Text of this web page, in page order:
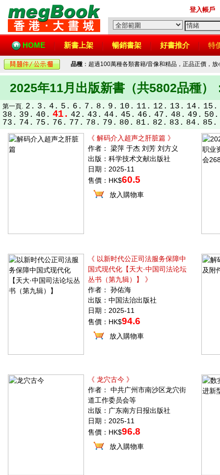
登入帳戶
HOME 新書上架 暢銷書架 好書推介 特
品種 ：超過100萬種各類書籍/音像和精品，正品正價，
2025年11月出版新書（共5802品種）
第一頁. 2. 3. 4. 5. 6. 7. 8. 9. 10. 11. 12. 13. 14. 15.
38. 39. 40. 41. 42. 43. 44. 45. 46. 47. 48. 49. 50.
73. 74. 75. 76. 77. 78. 79. 80. 81. 82. 83. 84. 85.
《 解码介入超声之肝脏篇 》
作者： 梁萍 于杰 刘芳 刘方义
出版：科学技术文献出版社
日期：2025-11
售價：HK$60.5
放入購物車
《 以新时代公正司法服务保障中
国式现代化【天大·中国司法论坛
丛书（第九辑）】 》
作者： 孙佑海
出版：中国法治出版社
日期：2025-11
售價：HK$94.6
放入購物車
《 龙穴古今 》
作者： 中共广州市南沙区龙穴街
道工作委员会等
出版：广东南方日报出版社
日期：2025-11
售價：HK$96.8
放入購物車